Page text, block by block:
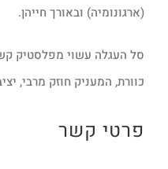
(ארגונומיה) ובאורך חייהן.
סל העגלה עשוי מפלסטיק
כוורת, המעניק חוזק מרבי,
פרטי קשר